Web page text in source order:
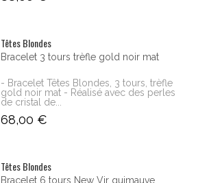
Têtes Blondes
Bracelet 3 tours trèfle gold noir mat
- Bracelet Têtes Blondes, 3 tours, trèfle
gold noir mat - Réalisé avec des perles
de cristal de...
68,00 €
Têtes Blondes
Bracelet 6 tours New Vir guimauve